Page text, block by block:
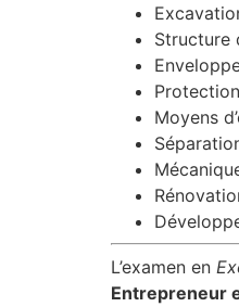
Structure
Moyens
L’examen en
Entrepreneur